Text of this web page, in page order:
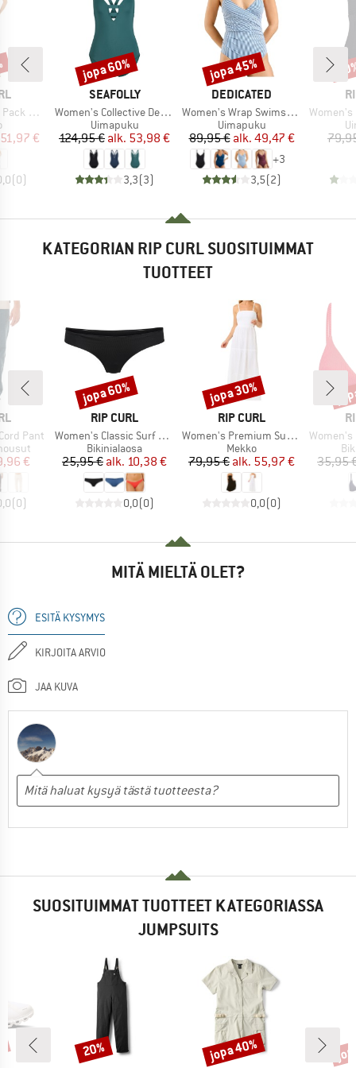
Maxi
hinta
51,97 €
(0)
MERKKI
SEAFOLLY
Tuote
Women's Collective Deep V One Piece
Tuoteryhmä
Uimapuku
Hinta
124,95 € Alennettu hinta
alk. 53,98 €
3,3(3)
Alennus
jopa 60%
MERKKI
DEDICATED
Tuote
Women's Wrap Swimsuit Klinte
Tuoteryhmä
Uimapuku
Hinta
89,95 € Alennettu hinta
alk. 49,47 €
+3
3,5(2)
Alennus
jopa 45%
Tuote
Women's
KATEGORIAN RIP CURL SUOSITUIMMAT
TUOTTEET
Pant
hinta
€
(0)
MERKKI
RIP CURL
Tuote
Women's Classic Surf Cheeky Pant
Tuoteryhmä
Bikinialaosa
Hinta
25,95 € Alennettu hinta
alk. 10,38 €
0,0(0)
Alennus
jopa 60%
MERKKI
RIP CURL
Tuote
Women's Premium Surf Maxi Dress
Tuoteryhmä
Mekko
Hinta
79,95 € Alennettu hinta
alk. 55,97 €
0,0(0)
Alennus
jopa 30%
Tuote
Women's
35,95
MITÄ MIELTÄ OLET?
ESITÄ KYSYMYS
KIRJOITA ARVIO
JAA KUVA
SUOSITUIMMAT TUOTTEET KATEGORIASSA
JUMPSUITS
Alennus
20% Alennus
jopa 40%